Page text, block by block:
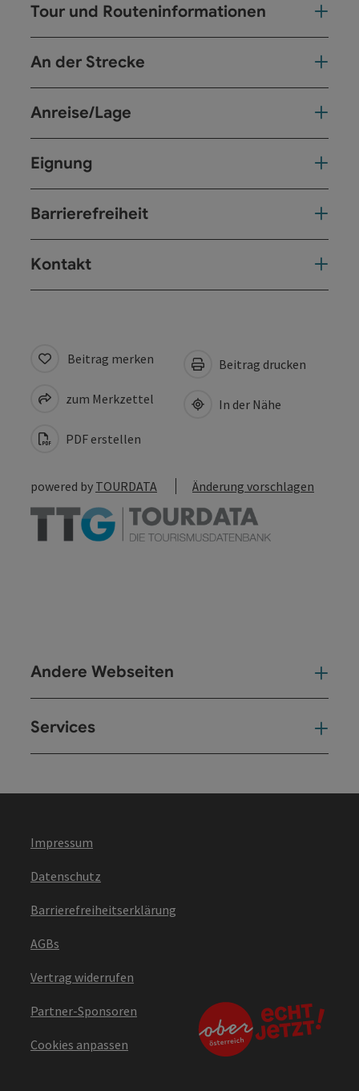
Tour und Routeninformationen
An der Strecke
Anreise/Lage
Eignung
Barrierefreiheit
Kontakt
Beitrag merken
zum Merkzettel
PDF erstellen
Beitrag drucken
In der Nähe
powered by TOURDATA Änderung vorschlagen
Andere Webseiten
Services
Impressum
Datenschutz
Barrierefreiheitserklärung
AGBs
Vertrag widerrufen
Partner-Sponsoren
Cookies anpassen